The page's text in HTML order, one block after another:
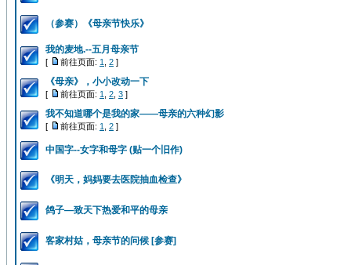
（参赛）《母亲节快乐》
我的麦地.--五月母亲节
[ 前往页面: 1 2 ]
《母亲》，小小改动一下
[ 前往页面: 1 2 3 ]
我不知道哪个是我的家——母亲的六种幻影
[ 前往页面: 1 2 ]
中国字--女字和母字 (贴一个旧作)
《明天，妈妈要去医院抽血检查》
鸽子—致天下热爱和平的母亲
客家村姑，母亲节的问候 [参赛]